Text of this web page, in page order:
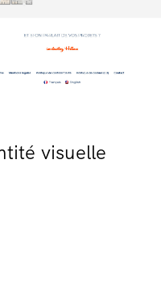
visuelle